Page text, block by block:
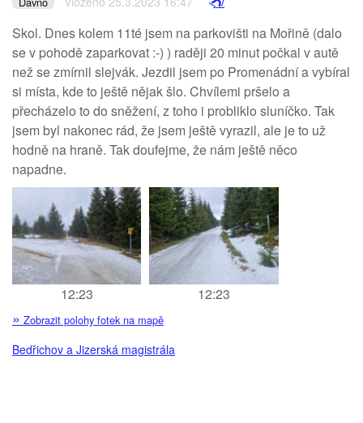
Skol. Dnes kolem 11té jsem na parkovišti na Mořině (dalo
se v pohodě zaparkovat :-) ) raději 20 minut počkal v autě
než se zmírnil slejvák. Jezdil jsem po Promenádní a vybíral
si místa, kde to ještě nějak šlo. Chvílemi pršelo a
přecházelo to do sněžení, z toho i probliklo sluníčko. Tak
jsem byl nakonec rád, že jsem ještě vyrazil, ale je to už
hodně na hraně. Tak doufejme, že nám ještě něco
napadne.
12:23 12:23
» Zobrazit polohy fotek na mapě
Bedřichov a Jizerská magistrála